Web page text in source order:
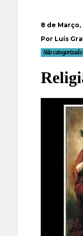
8 de Março,
Por Luís
Não categorizado